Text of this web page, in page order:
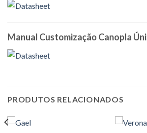
Manual Customização Canopla
PRODUTOS RELACIONADOS